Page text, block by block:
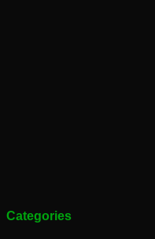
Categories